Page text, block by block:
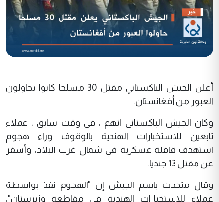
أعلن الجيش الباكستاني مقتل 30 مسلحا كانوا يحاولون
العبور من أفغانستان.
وكان الجيش الباكستاني اتهم ، في وقت سابق ، عملاء
تابعين للاستخبارات الهندية بالوقوف وراء هجوم
استهدف قافلة عسكرية في شمال غرب البلاد، وأسفر
عن مقتل 13 جنديا.
وقال متحدث باسم الجيش إن "الهجوم نفذ بواسطة
عملاء للاستخبارات الهندية في مقاطعة وزيرستان"،